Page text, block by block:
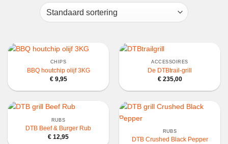
CHIPS
BBQ houtchip olijf 3KG
€9,95
ACCESSOIRES
De DTBtrail-grill
€235,00
RUBS
DTB Beef & Burger Rub
€ 12,95
RUBS
DTB Crushed Black Pepper